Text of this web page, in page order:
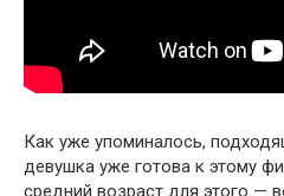
Как уже упоминалось,
девушка уже готова к этому
средний возраст для этого —